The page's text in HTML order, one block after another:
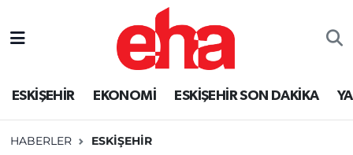
ESKİŞEHİR EKONOMİ ESKİŞEHİR SON DAKİKA
HABERLER ESKİŞEHİR